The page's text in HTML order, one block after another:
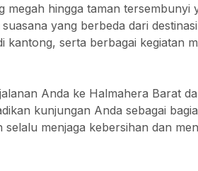
hingga taman tersembunyi
yang berbeda dari
kantong, serta berbagai kegiatan
Anda ke Halmahera Barat
kunjungan Anda sebagai
menjaga kebersihan dan